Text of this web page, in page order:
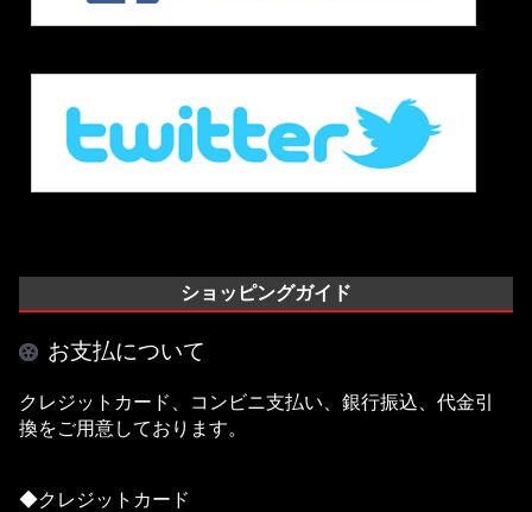
ショッピングガイド
お支払について
クレジットカード、コンビニ支払い、銀行振込、代金引
換をご用意しております。
◆クレジットカード